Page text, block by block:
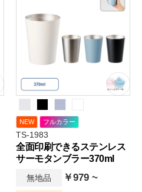
NEW フルカラー
TS-1983
全面印刷できるステンレス
サーモタンブラー370ml
無地品 ￥979 ~